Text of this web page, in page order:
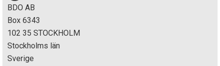
n
BDO AB
Box 6343
102 35 STOCKHOLM
Stockholms län
Sverige